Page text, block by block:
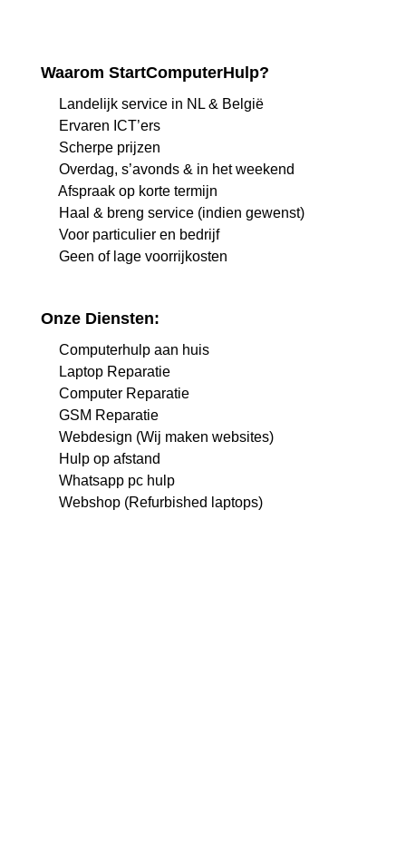
Waarom StartComputerHulp?
Landelijk service in NL & België
Ervaren ICT’ers
Scherpe prijzen
Overdag, s’avonds & in het weekend
Afspraak op korte termijn
Haal & breng service (indien gewenst)
Voor particulier en bedrijf
Geen of lage voorrijkosten
Onze Diensten:
Computerhulp aan huis
Laptop Reparatie
Computer Reparatie
GSM Reparatie
Webdesign (Wij maken websites)
Hulp op afstand
Whatsapp pc hulp
Webshop (Refurbished laptops)